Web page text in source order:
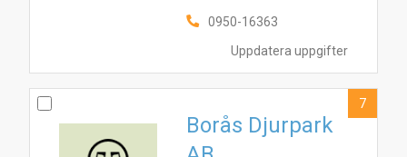
Uppdatera uppgifter
0950-16363
Borås Djurpark
7